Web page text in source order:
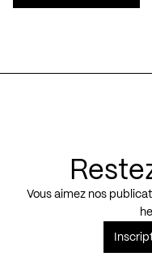
Vous aimez nos